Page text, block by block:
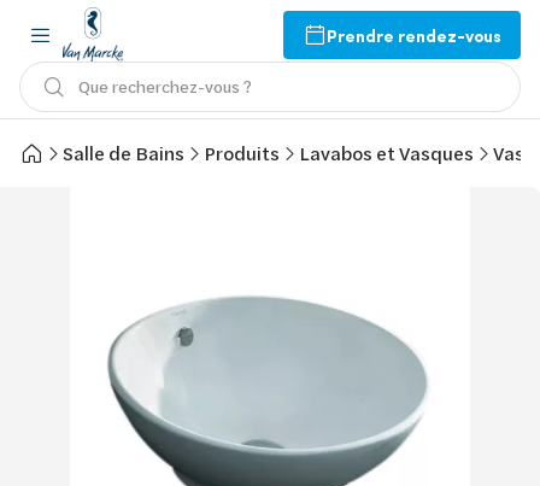
Prendre rendez-vous
Que recherchez-vous ?
Salle de Bains Produits Lavabos et Vasques